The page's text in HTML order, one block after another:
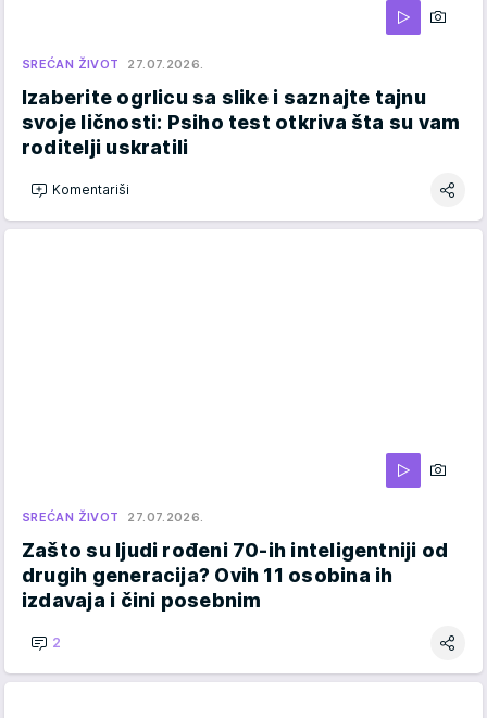
SREĆAN ŽIVOT 27.07.2026.
Izaberite ogrlicu sa slike i saznajte tajnu
svoje ličnosti: Psiho test otkriva šta su vam
roditelji uskratili
Komentariši
SREĆAN ŽIVOT 27.07.2026.
Zašto su ljudi rođeni 70-ih inteligentniji od
drugih generacija? Ovih 11 osobina ih
izdavaja i čini posebnim
2